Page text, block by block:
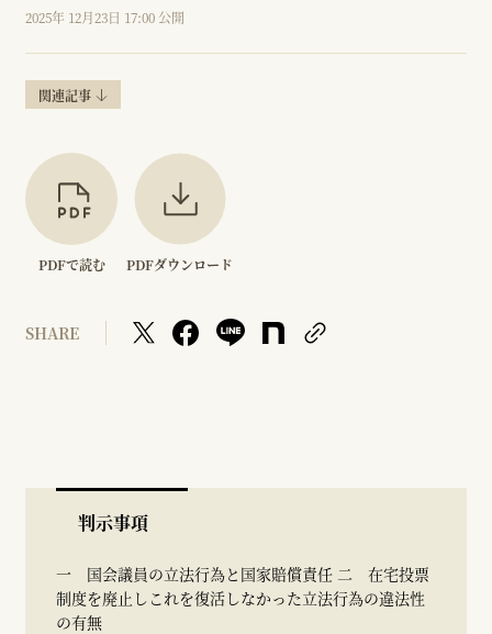
2025年 12月23日 17:00 公開
関連記事
PDFで読む PDFダウンロード
SHARE
判示事項
一 国会議員の立法行為と国家賠償責任 二 在宅投票
制度を廃止しこれを復活しなかった立法行為の違法性
の有無